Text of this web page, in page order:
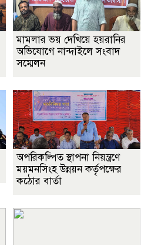
মামলার ভয় দেখিয়ে হয়রানির
অভিযোগে নান্দাইলে সংবাদ
সম্মেলন
অপরিকল্পিত স্থাপনা নিয়ন্ত্রণে
ময়মনসিংহ উন্নয়ন কর্তৃপক্ষের
কঠোর বার্তা